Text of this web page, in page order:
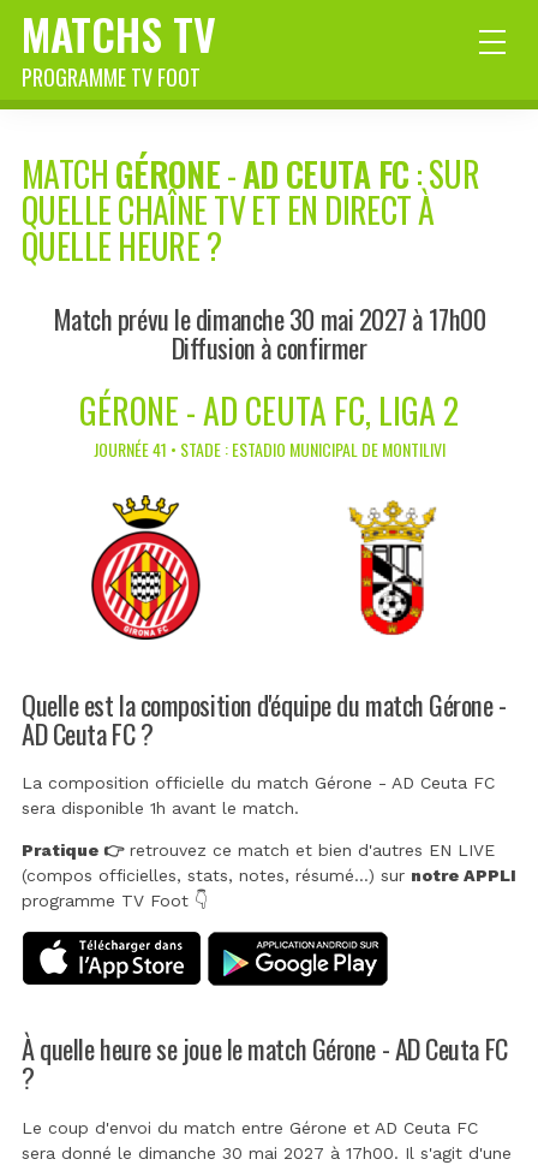
MATCHS TV
PROGRAMME TV FOOT
MATCHGÉRONE-AD CEUTA FC: SUR
QUELLE CHAÎNE TV ET EN DIRECT À
QUELLE HEURE ?
Match prévu le dimanche 30 mai 2027 à 17h00
Diffusion à confirmer
GÉRONE - AD CEUTA FC, LIGA 2
JOURNÉE 41 • STADE : ESTADIO MUNICIPAL DE MONTILIVI
Quelle est la composition d'équipe du match Gérone -
AD Ceuta FC ?
La composition officielle du match Gérone - AD Ceuta FC
sera disponible 1h avant le match.
Pratique 👉retrouvez ce match et bien d'autres EN LIVE
(compos officielles, stats, notes, résumé...) sur notre APPLI
programme TV Foot 👇
À quelle heure se joue le match Gérone - AD Ceuta FC
?
Le coup d'envoi du match entre Gérone et AD Ceuta FC
sera donné le dimanche 30 mai 2027 à 17h00. Il s'agit d'une